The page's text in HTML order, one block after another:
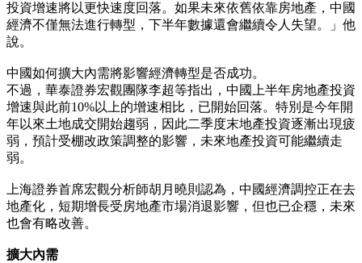
投資增速將以更快速度回落。如果未來依舊依靠房地產，中國
經濟不僅無法進行轉型，下半年數據還會繼續令人失望。」他
說。
中國如何擴大內需將影響經濟轉型是否成功。
不過，華泰證券宏觀團隊李超等指出，中國上半年房地產投資
增速與此前10%以上的增速相比，已開始回落。特別是今年開
年以來土地成交開始趨弱，因此二季度末地產投資逐漸出現疲
弱，預計受棚改政策調整的影響，未來地產投資可能繼續走
弱。
上海證券首席宏觀分析師胡月曉則認為，中國經濟調控正在去
地產化，短期增長受房地產市場消退影響，但也已企穩，未來
也會有略改善。
擴大內需